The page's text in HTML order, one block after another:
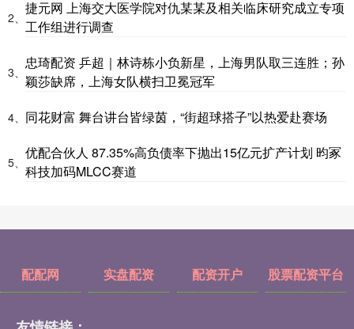
2、
捷元网 上海交大医学院对仇某某及相关临床研究成立专项
工作组进行调查
3、
忠琦配资 乒超｜林诗栋小负新星，上海男队取三连胜；孙
颖莎缺席，上海女队横扫卫冕冠军
4、 同花财富 舞台讲台皆绿茵，“街超球搭子”以热爱赴赛场
5、
优配合伙人 87.35%高负债率下抛出15亿元扩产计划 昀冢
科技加码MLCC赛道
配配网 实盘配资 配资开户 股票配资平台